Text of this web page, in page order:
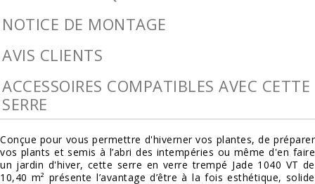
NOTICE DE MONTAGE
AVIS CLIENTS
ACCESSOIRES COMPATIBLES AVEC CETTE
SERRE
Conçue pour vous permettre d'hiverner vos plantes, de préparer
vos plants et semis à l’abri des intempéries ou même d'en faire
un jardin d'hiver, cette serre en verre trempé Jade 1040 VT de
10,40 m² présente l’avantage d’être à la fois esthétique, solide